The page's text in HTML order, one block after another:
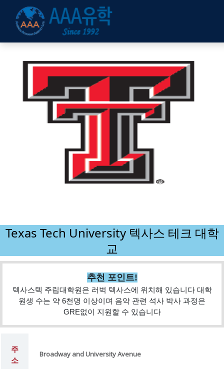
Texas Tech University 텍사스 테크 대학
교
추천 포인트!
텍사스텍 주립대학원은 러벅 텍사스에 위치해 있습니다 대학
원생 수는 약 6천명 이상이며 음악 관련 석사 박사 과정은
GRE없이 지원할 수 있습니다
주
소
Broadway and University Avenue